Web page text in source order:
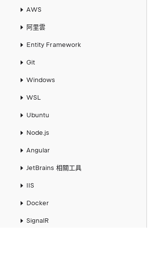
AWS
阿里雲
Entity Framework
Git
Windows
WSL
Ubuntu
Node.js
Angular
JetBrains 相關工具
IIS
Docker
SignalR